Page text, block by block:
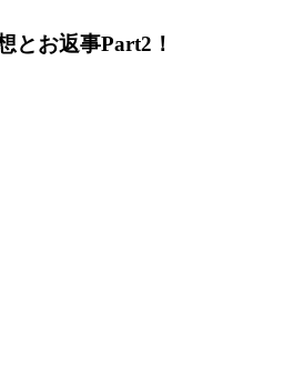
とお返事Part2！